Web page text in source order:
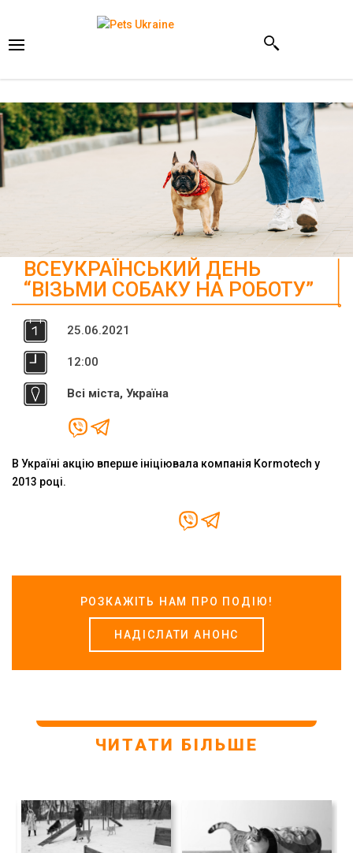
ВСЕУКРАЇНСЬКИЙ ДЕНЬ
“ВІЗЬМИ СОБАКУ НА РОБОТУ”
25.06.2021
12:00
Всі міста, Україна
В Україні акцію вперше ініціювала компанія Kormotech у
2013 році.
РОЗКАЖІТЬ НАМ ПРО ПОДІЮ!
НАДІСЛАТИ АНОНС
ЧИТАТИ БІЛЬШЕ